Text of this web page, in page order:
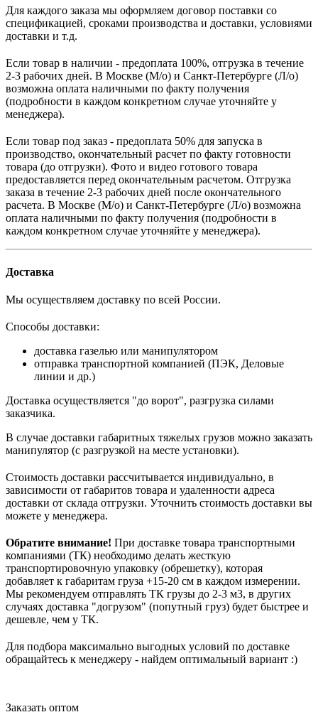
Для каждого заказа мы оформляем договор поставки со
спецификацией, сроками производства и доставки, условиями
доставки и т.д.
Если товар в наличии - предоплата 100%, отгрузка в течение
2-3 рабочих дней. В Москве (М/о) и Санкт-Петербурге (Л/о)
возможна оплата наличными по факту получения
(подробности в каждом конкретном случае уточняйте у
менеджера).
Если товар под заказ - предоплата 50% для запуска в
производство, окончательный расчет по факту готовности
товара (до отгрузки). Фото и видео готового товара
предоставляется перед окончательным расчетом. Отгрузка
заказа в течение 2-3 рабочих дней после окончательного
расчета. В Москве (М/о) и Санкт-Петербурге (Л/о) возможна
оплата наличными по факту получения (подробности в
каждом конкретном случае уточняйте у менеджера).
Доставка
Мы осуществляем доставку по всей России.
Способы доставки:
доставка газелью или манипулятором
отправка транспортной компанией (ПЭК, Деловые
линии и др.)
Доставка осуществляется "до ворот", разгрузка силами
заказчика.
В случае доставки габаритных тяжелых грузов можно заказать
манипулятор (с разгрузкой на месте установки).
Стоимость доставки рассчитывается индивидуально, в
зависимости от габаритов товара и удаленности адреса
доставки от склада отгрузки. Уточнить стоимость доставки вы
можете у менеджера.
Обратите внимание! При доставке товара транспортными
компаниями (ТК) необходимо делать жесткую
транспортировочную упаковку (обрешетку), которая
добавляет к габаритам груза +15-20 см в каждом измерении.
Мы рекомендуем отправлять ТК грузы до 2-3 м3, в других
случаях доставка "догрузом" (попутный груз) будет быстрее и
дешевле, чем у ТК.
Для подбора максимально выгодных условий по доставке
обращайтесь к менеджеру - найдем оптимальный вариант :)
Заказать оптом